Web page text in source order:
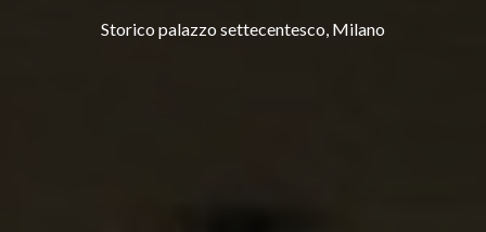
Storico palazzo settecentesco, Milano